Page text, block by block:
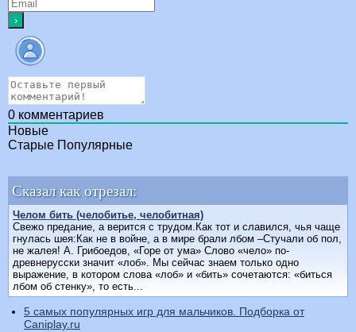
0 комментариев
Новые
Старые Популярные
Сказал как отрезал:
Челом бить (челобитье, челобитная)
Свежо предание, а верится с трудом.Как тот и славился, чья чаще
гнулась шея:Как не в войне, а в мире брали лбом –Стучали об пол,
не жалея! А. Грибоедов, «Горе от ума» Слово «чело» по-
древнерусски значит «лоб». Мы сейчас знаем только одно
выражение, в котором слова «лоб» и «бить» сочетаются: «биться
лбом об стенку», то есть...
5 самых популярных игр для мальчиков. Подборка от
Caniplay.ru